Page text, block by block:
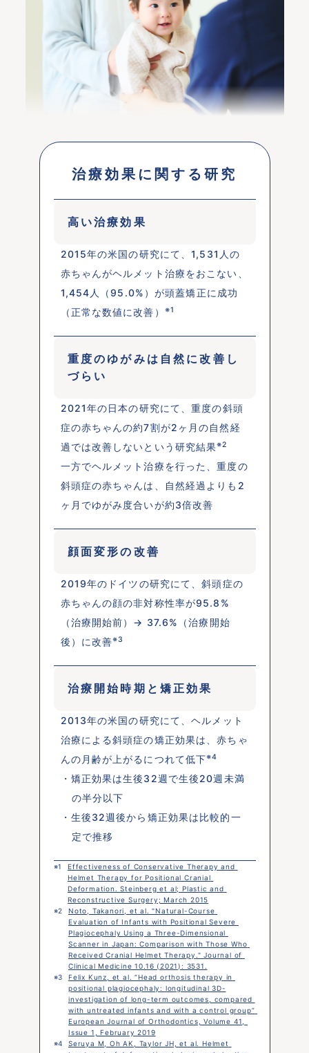
治療効果に関する研究
高い治療効果
2015年の米国の研究にて、1,531人の
赤ちゃんがヘルメット治療をおこない、
1,454人（95.0%）が頭蓋矯正に成功
（正常な数値に改善）
※1
重度のゆがみは自然に改善し
づらい
2021年の日本の研究にて、重度の斜頭
症の赤ちゃんの約7割が2ヶ月の自然経
過では改善しないという研究結果※2
一方でヘルメット治療を行った、重度の
斜頭症の赤ちゃんは、自然経過よりも2
ヶ月でゆがみ度合いが約3倍改善
顔面変形の改善
2019年のドイツの研究にて、斜頭症の
赤ちゃんの顔の非対称性率が95.8%
（治療開始前）→ 37.6%（治療開始
後）に改善※3
治療開始時期と矯正効果
2013年の米国の研究にて、ヘルメット
治療による斜頭症の矯正効果は、赤ちゃ
んの月齢が上がるにつれて低下※4
・矯正効果は生後32週で生後20週未満
の半分以下
・生後32週後から矯正効果は比較的一
定で推移
※1
Effectiveness of Conservative Therapy and
Helmet Therapy for Positional Cranial
Deformation. Steinberg et al; Plastic and
Reconstructive Surgery; March 2015
※2
Noto, Takanori, et al. "Natural-Course
Evaluation of Infants with Positional Severe
Plagiocephaly Using a Three-Dimensional
Scanner in Japan: Comparison with Those Who
Received Cranial Helmet Therapy." Journal of
Clinical Medicine 10.16 (2021): 3531.
※3
Felix Kunz, et al. “Head orthosis therapy in
positional plagiocephaly: longitudinal 3D-
investigation of long-term outcomes, compared
with untreated infants and with a control group”
European Journal of Orthodontics, Volume 41,
Issue 1, February 2019
※4
Seruya M, Oh AK, Taylor JH, et al. Helmet